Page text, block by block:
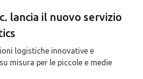
lancia il nuovo servizio
logistiche innovative e
misura per le piccole e medie